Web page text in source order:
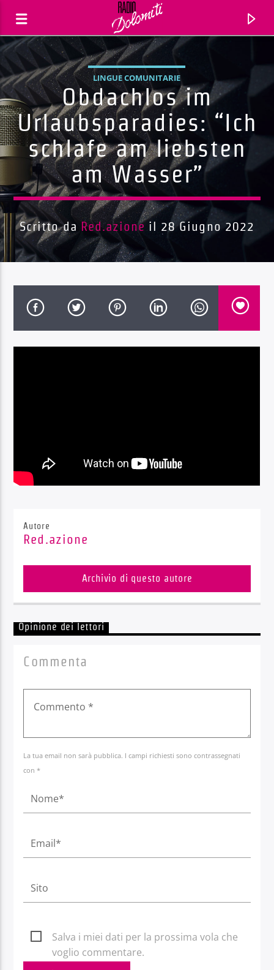
Traccia corrente
Titolo
Artista
LINGUE COMUNITARIE
Obdachlos im
Urlaubsparadies: “Ich
schlafe am liebsten
am Wasser”
Scritto da Red.azione il 28 Giugno 2022
Autore
Red.azione
Archivio di questo autore
Opinione dei lettori
Commenta
La tua email non sarà pubblica. I campi richiesti sono contrassegnati
con *
Salva i miei dati per la prossima vola che
voglio commentare.